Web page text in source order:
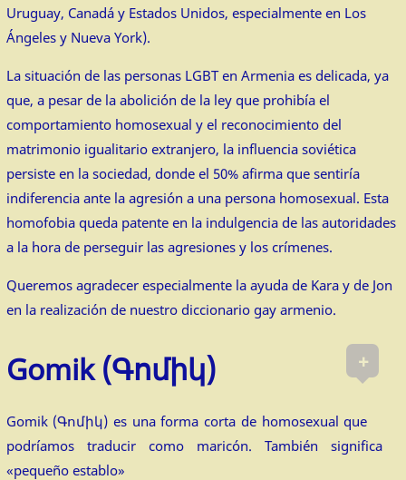
Uruguay, Canadá y Estados Unidos, especialmente en Los
Ángeles y Nueva York).
La situación de las personas LGBT en Armenia es delicada, ya
que, a pesar de la abolición de la ley que prohibía el
comportamiento homosexual y el reconocimiento del
matrimonio igualitario extranjero, la influencia soviética
persiste en la sociedad, donde el 50% afirma que sentiría
indiferencia ante la agresión a una persona homosexual. Esta
homofobia queda patente en la indulgencia de las autoridades
a la hora de perseguir las agresiones y los crímenes.
Queremos agradecer especialmente la ayuda de Kara y de Jon
en la realización de nuestro diccionario gay armenio.
+
Gomik (Գոմիկ)
Gomik (Գոմիկ) es una forma corta de homosexual que
podríamos traducir como maricón. También significa
«pequeño establo»